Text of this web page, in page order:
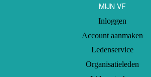
MIJN VF
Inloggen
Account aanmaken
Ledenservice
Organisatieleden